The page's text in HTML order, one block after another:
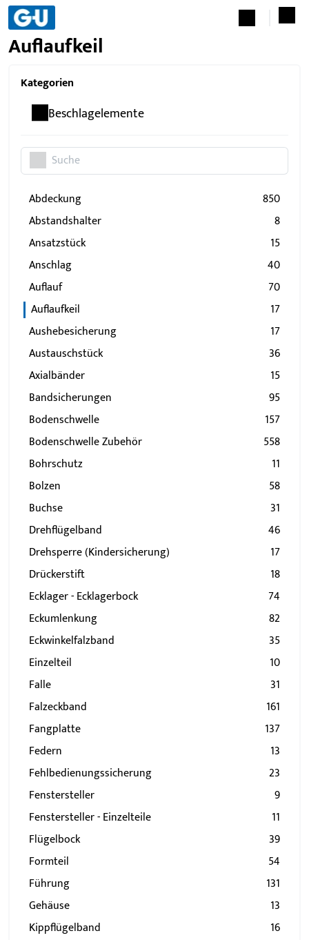
Auflaufkeil
Kategorien
Beschlagelemente
Abdeckung
850
Abstandshalter
8
Ansatzstück
15
Anschlag
40
Auflauf
70
Auflaufkeil
17
Aushebesicherung
17
Austauschstück
36
Axialbänder
15
Bandsicherungen
95
Bodenschwelle
157
Bodenschwelle Zubehör
558
Bohrschutz
11
Bolzen
58
Buchse
31
Drehflügelband
46
Drehsperre (Kindersicherung)
17
Drückerstift
18
Ecklager - Ecklagerbock
74
Eckumlenkung
82
Eckwinkelfalzband
35
Einzelteil
10
Falle
31
Falzeckband
161
Fangplatte
137
Federn
13
Fehlbedienungssicherung
23
Fenstersteller
9
Fenstersteller - Einzelteile
11
Flügelbock
39
Formteil
54
Führung
131
Gehäuse
13
Kippflügelband
16